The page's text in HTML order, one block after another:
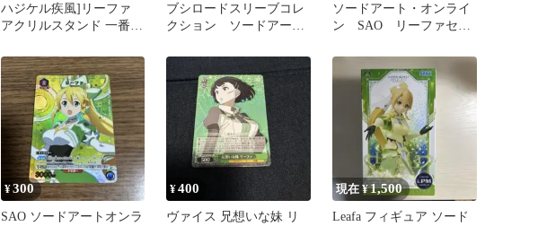
ハジケル疾風]リーファ
アクリルスタンド 一番く
イン
ブシロードスリーブコレ
クション ソードアー
ァ』
ソードアート・オンライ
ン SAO リーファセッ
¥300
SAO ソードアートオンラ
¥400
ヴァイス 兄想いな妹 リ
現在 ¥1,500
Leafa フィギュア ソード